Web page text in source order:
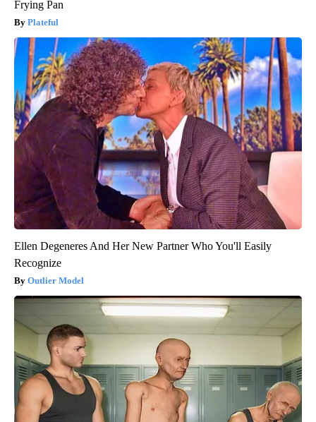
Frying Pan
Plateful
Ellen Degeneres And Her New Partner Who You'll Easily
Recognize
Outlier Model